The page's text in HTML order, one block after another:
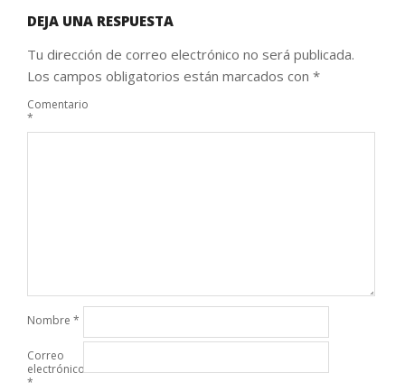
DEJA UNA RESPUESTA
Tu dirección de correo electrónico no será publicada.
Los campos obligatorios están marcados con *
Comentario
*
Nombre *
Correo
electrónico
*